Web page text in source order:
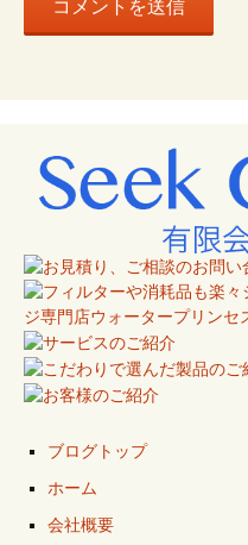
ブログトップ
ホーム
会社概要